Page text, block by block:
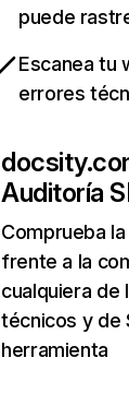
puede
Escanea tu
errores
Auditoría
Comprueba
frente a la
cualquiera de
técnicos y de
herramienta